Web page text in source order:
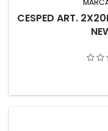
CESPED ART.